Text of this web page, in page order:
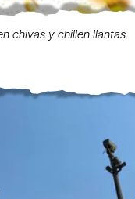
chivas y chillen llantas.